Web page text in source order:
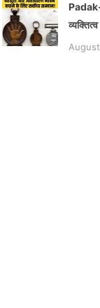
Padak-
व्यक्तित्व